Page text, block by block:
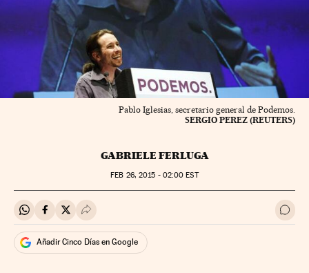
Pablo Iglesias, secretario general de Podemos.
SERGIO PEREZ (REUTERS)
GABRIELE FERLUGA
FEB 26, 2015 - 02:00 EST
Compartir en Whatsapp
Compartir en Facebook
Compartir en Twitter
Desplegar Redes Sociales Ir a
Añadir Cinco Días en Google